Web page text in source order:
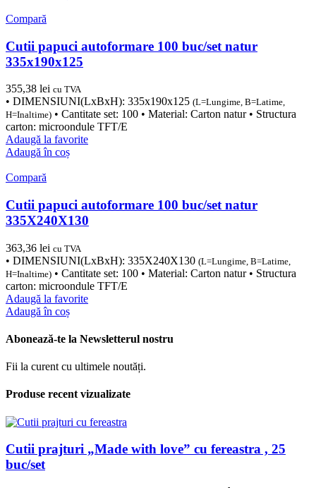
Compară
Cutii papuci autoformare 100 buc/set natur
335x190x125
355,38 lei cu TVA
• DIMENSIUNI(LxBxH): 335x190x125 (L=Lungime, B=Latime,
H=Inaltime) • Cantitate set: 100 • Material: Carton natur • Structura
carton: microondule TFT/E
Adaugă la favorite
Adaugă în coș
Compară
Cutii papuci autoformare 100 buc/set natur
335X240X130
363,36 lei cu TVA
• DIMENSIUNI(LxBxH): 335X240X130 (L=Lungime, B=Latime,
H=Inaltime) • Cantitate set: 100 • Material: Carton natur • Structura
carton: microondule TFT/E
Adaugă la favorite
Adaugă în coș
Abonează-te la Newsletterul nostru
Fii la curent cu ultimele noutăți.
Produse recent vizualizate
Cutii prajturi „Made with love” cu fereastra , 25
buc/set